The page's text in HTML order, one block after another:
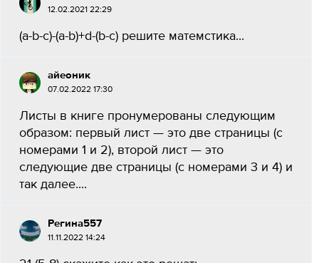
12.02.2021 22:29
(а-b-c)-(a-b)+d-(b-c) решите матемстика​...
айеоник
07.02.2022 17:30
Листы в книге пронумерованы следующим
образом: первый лист — это две страницы (с
номерами 1 и 2), второй лист — это
следующие две страницы (с номерами 3 и 4) и
так далее....
Регина557
11.11.2022 14:24